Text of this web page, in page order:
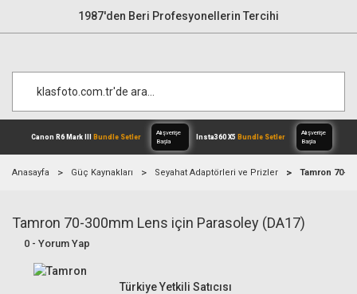
1987'den Beri Profesyonellerin Tercihi
Canon R6 Mark III Bundle Setler
Alışverişe
Anasayfa Güç Kaynakları Seyahat Adaptörleri ve Prizler Tamron 70-
Tamron 70-300mm Lens için Parasoley (DA17)
0 - Yorum Yap
Türkiye Yetkili Satıcısı